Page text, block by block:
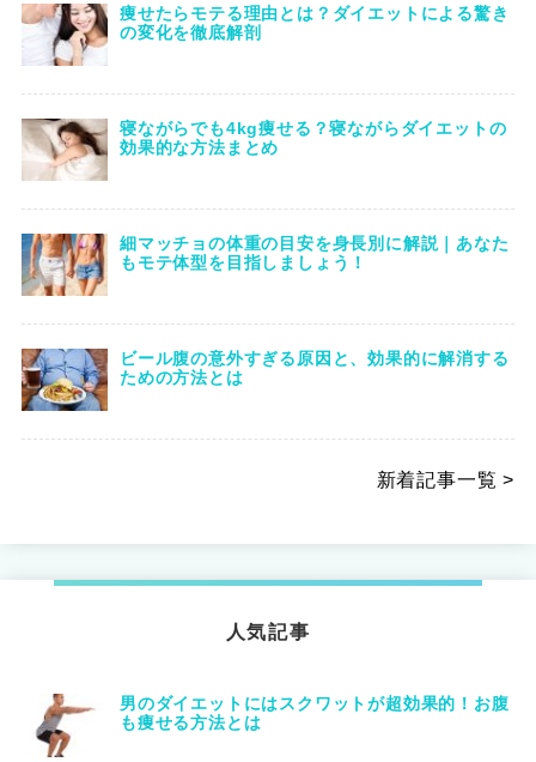
痩せたらモテる理由とは？ダイエットによる驚き
の変化を徹底解剖
寝ながらでも4kg痩せる？寝ながらダイエットの
効果的な方法まとめ
細マッチョの体重の目安を身長別に解説｜あなた
もモテ体型を目指しましょう！
ビール腹の意外すぎる原因と、効果的に解消する
ための方法とは
新着記事一覧 >
人気記事
男のダイエットにはスクワットが超効果的！お腹
も痩せる方法とは